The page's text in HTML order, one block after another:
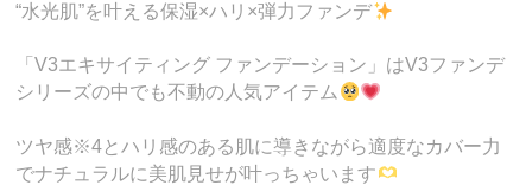
“水光肌”を叶える保湿×ハリ×弾力ファンデ
「V3エキサイティング ファンデーション」はV3ファンデ
シリーズの中でも不動の人気アイテム
ツヤ感※4とハリ感のある肌に導きながら適度なカバー力
でナチュラルに美肌見せが叶っちゃいます